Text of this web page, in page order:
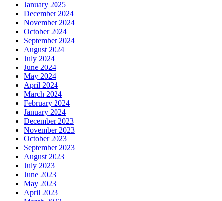
January 2025
December 2024
November 2024
October 2024
September 2024
August 2024
July 2024
June 2024
May 2024
April 2024
March 2024
February 2024
January 2024
December 2023
November 2023
October 2023
September 2023
August 2023
July 2023
June 2023
May 2023
April 2023